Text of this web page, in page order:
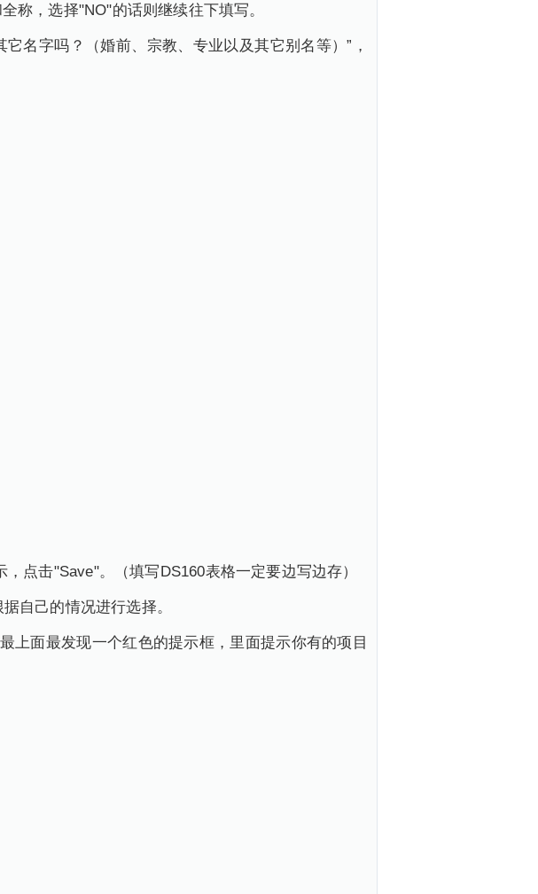
称，选择"NO"的话则继续往下填写。
名字吗？（婚前、宗教、专业以及其它别名等）”，
点击"Save"。（填写DS160表格一定要边写边存）
自己的情况进行选择。
上面最发现一个红色的提示框，里面提示你有的项目